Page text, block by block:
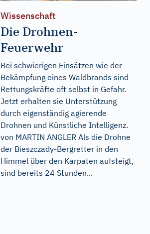
Wissenschaft
Die Drohnen-
Feuerwehr
Bei schwierigen Einsätzen wie der
Bekämpfung eines Waldbrands sind
Rettungskräfte oft selbst in Gefahr.
Jetzt erhalten sie Unterstützung
durch eigenständig agierende
Drohnen und Künstliche Intelligenz.
von MARTIN ANGLER Als die Drohne
der Bieszczady-Bergretter in den
Himmel über den Karpaten aufsteigt,
sind bereits 24 Stunden...